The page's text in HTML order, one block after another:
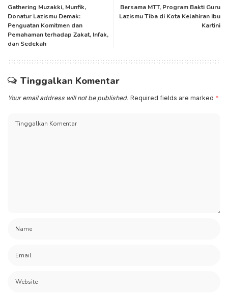
Gathering Muzakki, Munfik,
Donatur Lazismu Demak:
Penguatan Komitmen dan
Pemahaman terhadap Zakat, Infak,
dan Sedekah
Bersama MTT, Program Bakti Guru
Lazismu Tiba di Kota Kelahiran Ibu
Kartini
Tinggalkan Komentar
Your email address will not be published. Required fields are marked *